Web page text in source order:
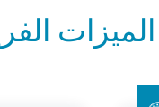
الميزات